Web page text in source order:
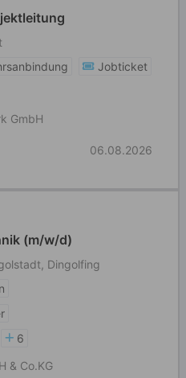
Jobticket
GmbH
06.08.2026
(m/w/d)
Dingolfing
6
& Co.KG